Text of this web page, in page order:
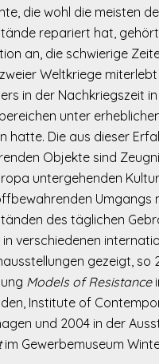
die wohl die meisten
repariert hat,
an, die schwierige
Weltkriege
in der Nachkriegszeit in
unter
hatte. Die aus dieser
Objekte sind
untergehenden
Umgangs
des täglichen
verschiedenen
gezeigt, so
Models of Resistance
Institute of
und 2004 in der
im Gewerbemuseum